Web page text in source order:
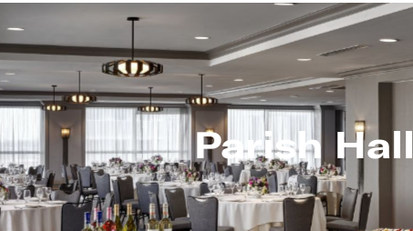
Parish Hall